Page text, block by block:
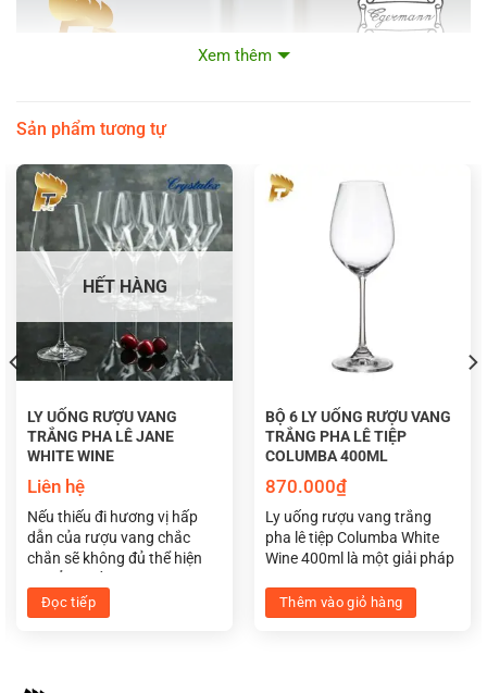
Ý nghĩa của pha lê trong phong thủy học
ĐIỂM NỔI BẬT CỦA LỌ HOA PHA LÊ
MÀU XANH BIỂN OPTIKA DÀNH CHO
Xem thêm
Sản phẩm tương tự
HẾT HÀNG
LY UỐNG RƯỢU VANG
TRẮNG PHA LÊ JANE
WHITE WINE
Liên hệ
Nếu thiếu đi hương vị hấp
dẫn của rượu vang chắc
chắn sẽ không đủ thể hiện
để bộ ly uống rượu vang
trắng pha lê Jane White Wine
Đọc tiếp
BỘ 6 LY UỐNG RƯỢU VANG
TRẮNG PHA LÊ TIỆP
COLUMBA 400ML
870.000₫
Ly uống rượu vang trắng
pha lê tiệp Columba White
Wine 400ml là một giải pháp
cho các loại rượu vang
trắng. Thiết kế ly giúp vang
Thêm vào giỏ hàng